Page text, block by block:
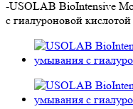
-USOLAB BioIntensive
с гиалуроновой